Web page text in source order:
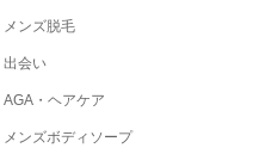
メンズ脱毛
出会い
AGA・ヘアケア
メンズボディソープ